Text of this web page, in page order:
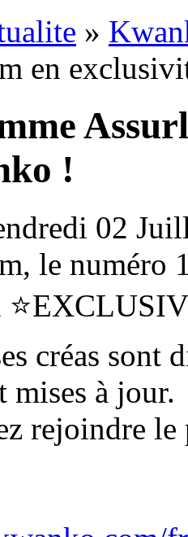
»
en
!
02
le numéro
créas sont
mises à jour.
rejoindre